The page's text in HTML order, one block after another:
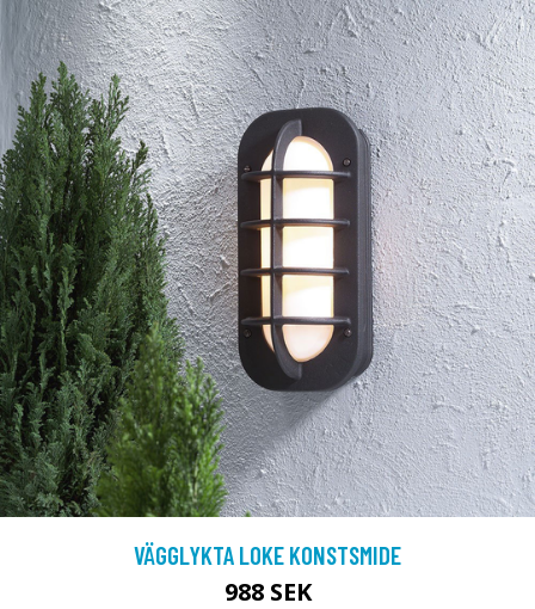
VÄGGLYKTA LOKE KONSTSMIDE
988 SEK